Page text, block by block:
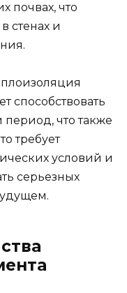
почвах, что
стенах и
способствовать
что также
требует
условий и
серьезных